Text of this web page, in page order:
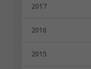
2017
2016
2015